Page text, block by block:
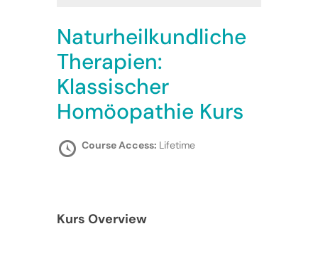
Naturheilkundliche
Therapien:
Klassischer
Homöopathie Kurs
Course Access: Lifetime
Kurs Overview